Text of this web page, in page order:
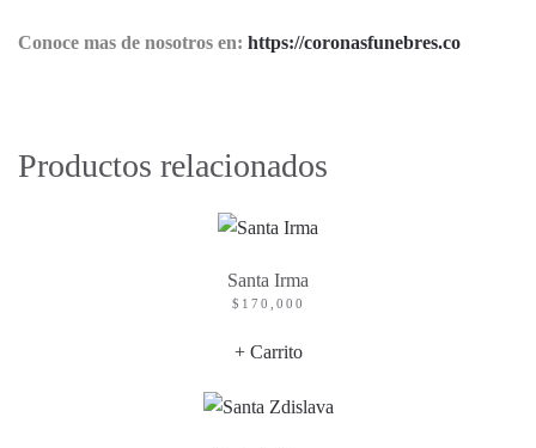
Conoce mas de nosotros en: https://coronasfunebres.co
Productos relacionados
Santa Irma
$ 170,000
+ Carrito